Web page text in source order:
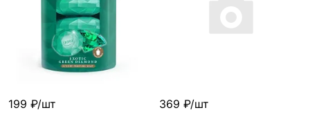
199 ₽/шт 369 ₽/шт